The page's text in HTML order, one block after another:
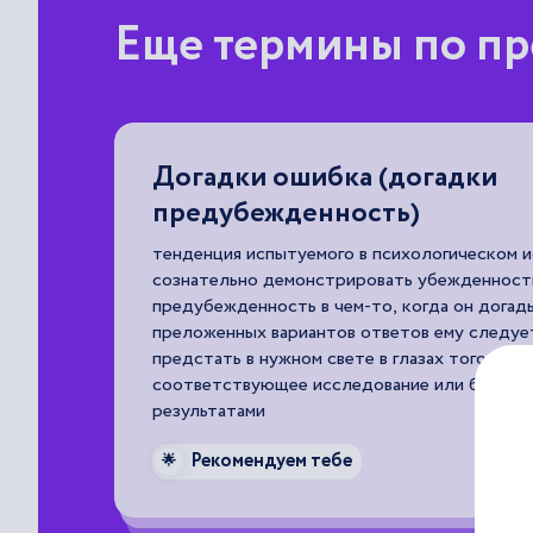
Еще термины по
Догадки ошибка (догадки
предубежденность)
тенденция испытуемого в психологическом
сознательно демонстрировать
предубежденность в чем-то, когда он
преложенных вариантов ответов ему
предстать в нужном свете в глазах того, кто
соответствующее исследование или будет
результатами
🌟 Рекомендуем тебе